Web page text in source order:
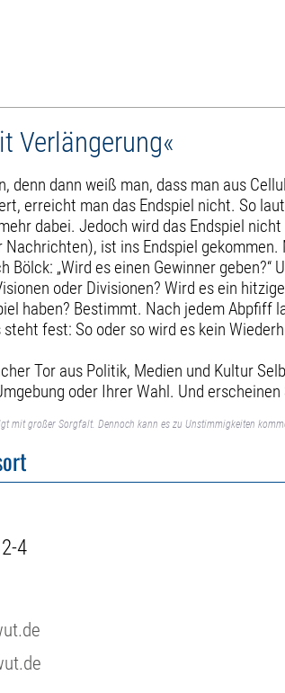
Verlängerung«
denn dann weiß man, dass man aus
erreicht man das Endspiel nicht. So
dabei. Jedoch wird das Endspiel
ist ins Endspiel
„Wird es einen Gewinner
oder Divisionen? Wird es ein
haben? Bestimmt. Nach jedem Abpfiff
fest: So oder so wird es kein
Tor aus Politik, Medien und Kultur
oder Ihrer Wahl. Und
mit großer Sorgfalt. Dennoch kann es zu Unstimmigkeiten
4